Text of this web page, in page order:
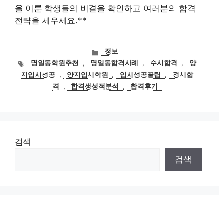
을 이룬 학생들의 비결을 확인하고 여러분의 합격
전략을 세우세요.**
카
테
고
리
정보
태
그
명일동학원추천 , 명일동합격사례 , 수시합격 ,
양
지입시성공 , 양지입시학원 , 입시성공꿀팁 ,
정시합
격
, 합격생성적분석 , 합격후기
검색
검색